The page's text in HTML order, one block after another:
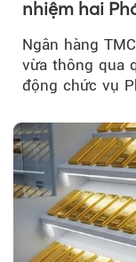
nhiệm hai
Ngân hàng
vừa thông qua
động chức vụ